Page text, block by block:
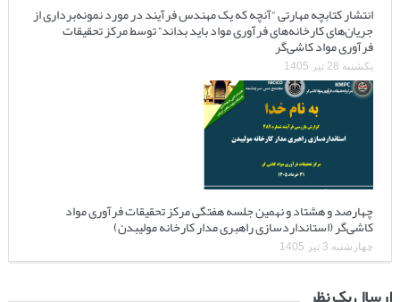
انتشار کتابچه مهارتی “آنچه که یک مهندس فرآیند در مورد نمونه‌برداری از
جریان‌های کارخانه‌های فرآوری مواد باید بداند” توسط مرکز تحقیقات
فرآوری مواد کاشی‌گر
یکشنبه 28 تیر 1405
چهارصد و هشتاد و نهمین جلسه هفتگی مرکز تحقیقات فرآوری مواد
کاشی‌گر (استانداردسازی راهبری مدار کارخانه مولیبدن)
چهارشنبه 3 تیر 1405